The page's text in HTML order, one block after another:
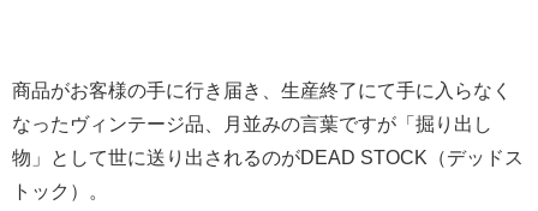
商品がお客様の手に行き届き、生産終了にて手に入らなく
なったヴィンテージ品、月並みの言葉ですが「掘り出し
物」として世に送り出されるのがDEAD STOCK（デッドス
トック）。